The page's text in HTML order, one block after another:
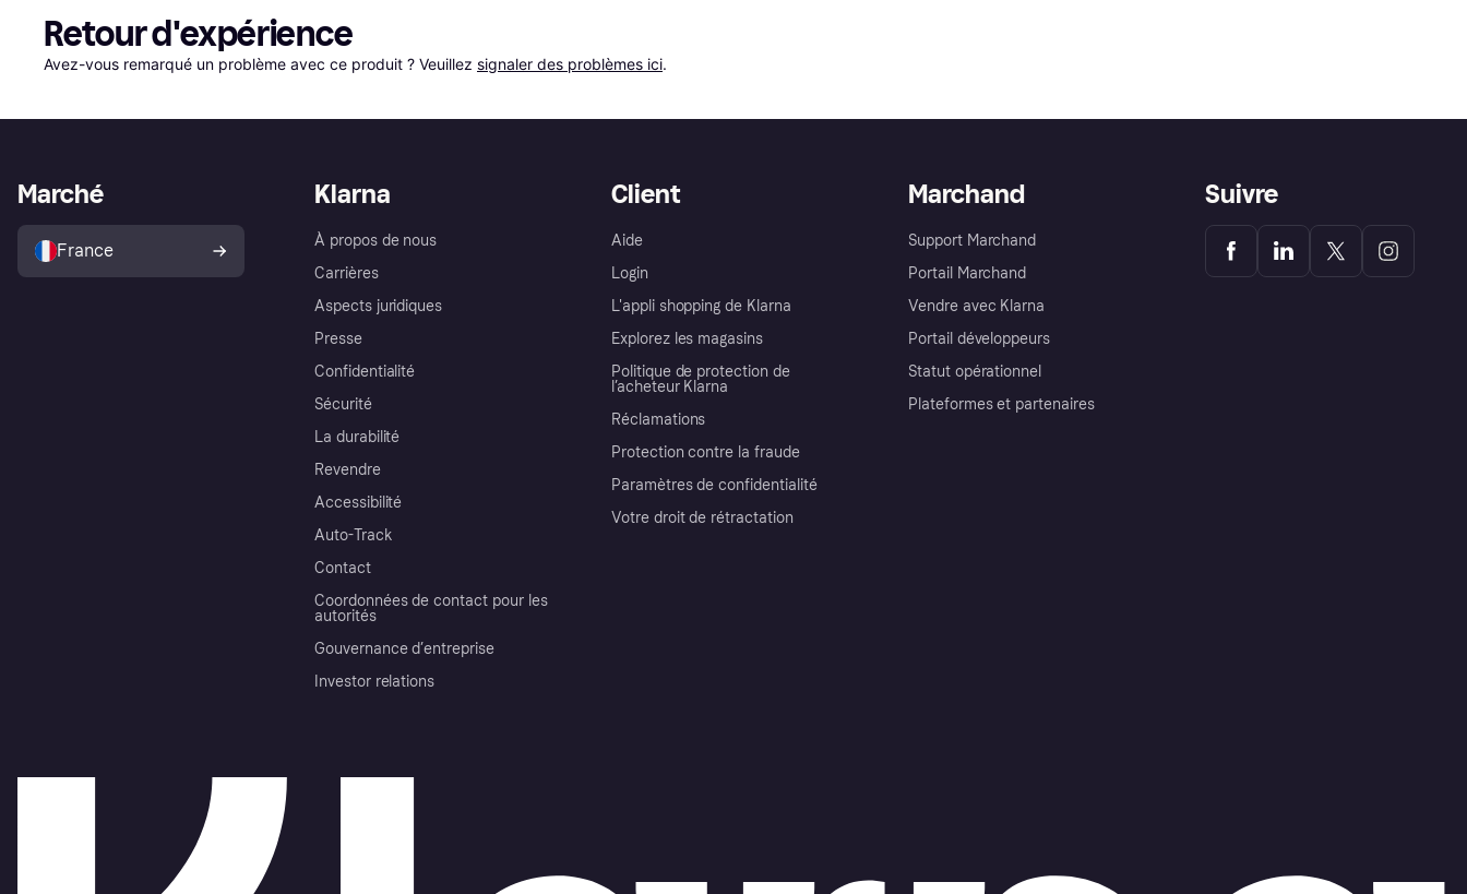
Retour d'expérience
Avez-vous remarqué un problème avec ce produit ? Veuillez signaler des problèmes ici.
Klarna
À propos de nous
Carrières
Aspects juridiques
Presse
Confidentialité
Sécurité
La durabilité
Revendre
Accessibilité
Auto-Track
Contact
Coordonnées de contact pour les
autorités
Gouvernance d’entreprise
Investor relations
Client
Aide
Login
L'appli shopping de Klarna
Explorez les magasins
Politique de protection de
l’acheteur Klarna
Réclamations
Protection contre la fraude
Paramètres de confidentialité
Votre droit de rétractation
Marchand
Support Marchand
Portail Marchand
Vendre avec Klarna
Portail développeurs
Statut opérationnel
Plateformes et partenaires
Marché
France
Suivre